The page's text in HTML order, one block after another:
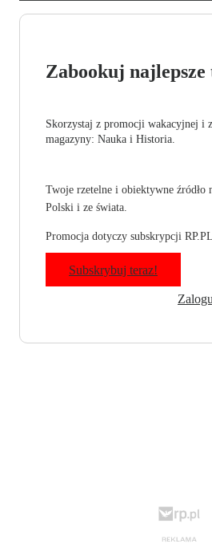
Zabookuj
Skorzystaj z promocji wakacyjnej i
magazyny: Nauka i Historia.
Twoje rzetelne i obiektywne
Polski i ze świata.
Promocja dotyczy subskrypcji
Subskrybuj teraz!